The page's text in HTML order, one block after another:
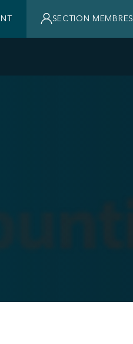
SECTION MEMBRES